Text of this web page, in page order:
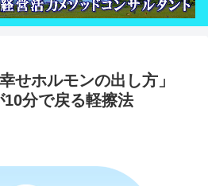
せホルモンの出し方」
10分で戻る軽擦法